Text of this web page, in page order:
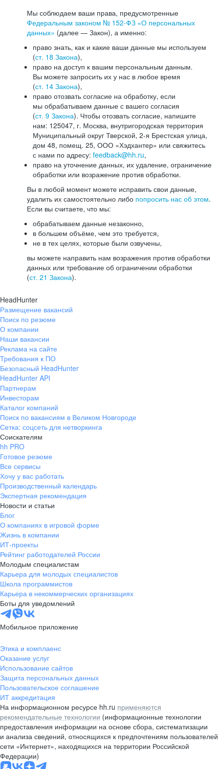
Мы соблюдаем ваши права, предусмотренные
Федеральным законом № 152-ФЗ «О персональных
данных» (далее — Закон), а именно:
право знать, как и какие ваши данные мы используем
(ст. 18 Закона),
право на доступ к вашим персональным данным.
Вы можете запросить их у нас в любое время
(ст. 14 Закона),
право отозвать согласие на обработку, если
мы обрабатываем данные с вашего согласия
(ст. 9 Закона). Чтобы отозвать согласие, напишите
нам: 125047, г. Москва, внутригородская территория
Муниципальный округ Тверской, 2-я Брестская улица,
дом 48, помещ. 25, ООО «Хэдхантер» или свяжитесь
с нами по адресу: feedback@hh.ru,
право на уточнение данных, их удаление, ограничение
обработки или возражение против обработки.
Вы в любой момент можете исправить свои данные,
удалить их самостоятельно либо попросить нас об этом.
Если вы считаете, что мы:
обрабатываем данные незаконно,
в большем объёме, чем это требуется,
не в тех целях, которые были озвучены,
вы можете направить нам возражения против обработки
данных или требование об ограничении обработки
(ст. 21 Закона).
HeadHunter
Размещение вакансий
Поиск по резюме
О компании
Наши вакансии
Реклама на сайте
Требования к ПО
Безопасный HeadHunter
HeadHunter API
Партнерам
Инвесторам
Каталог компаний
Поиск по вакансиям в Великом Новгороде
Сетка: соцсеть для нетворкинга
Соискателям
hh PRO
Готовое резюме
Все сервисы
Хочу у вас работать
Производственный календарь
Экспертная рекомендация
Новости и статьи
Блог
О компаниях в игровой форме
Жизнь в компании
ИТ-проекты
Рейтинг работодателей России
Молодым специалистам
Карьера для молодых специалистов
Школа программистов
Карьера в некоммерческих организациях
Боты для уведомлений
Мобильное приложение
Этика и комплаенс
Оказание услуг
Использование сайтов
Защита персональных данных
Пользовательское соглашение
ИТ аккредитация
На информационном ресурсе hh.ru применяются
рекомендательные технологии (информационные технологии
предоставления информации на основе сбора, систематизации
и анализа сведений, относящихся к предпочтениям пользователей
сети «Интернет», находящихся на территории Российской
Федерации)